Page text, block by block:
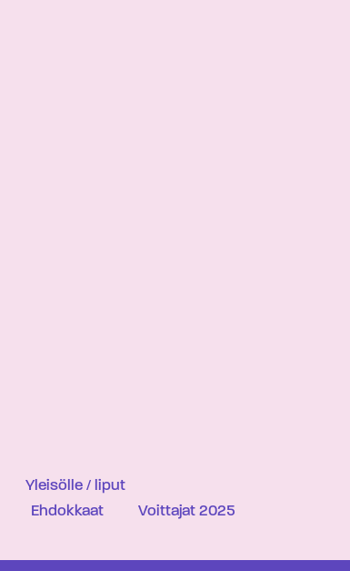
Yleisölle / liput
Ehdokkaat
Voittajat 2025